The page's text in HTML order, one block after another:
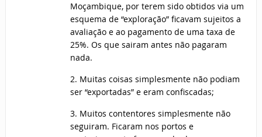
Moçambique, por terem sido obtidos via um
esquema de “exploração” ficavam sujeitos a
avaliação e ao pagamento de uma taxa de
25%. Os que sairam antes não pagaram
nada.
2. Muitas coisas simplesmente não podiam
ser “exportadas” e eram confiscadas;
3. Muitos contentores simplesmente não
seguiram. Ficaram nos portos e